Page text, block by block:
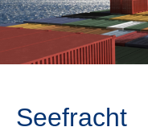
Seefracht